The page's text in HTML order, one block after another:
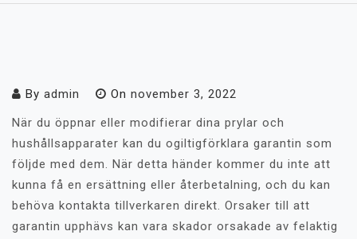
By admin On november 3, 2022
När du öppnar eller modifierar dina prylar och
hushållsapparater kan du ogiltigförklara garantin som
följde med dem. När detta händer kommer du inte att
kunna få en ersättning eller återbetalning, och du kan
behöva kontakta tillverkaren direkt. Orsaker till att
garantin upphävs kan vara skador orsakade av felaktig